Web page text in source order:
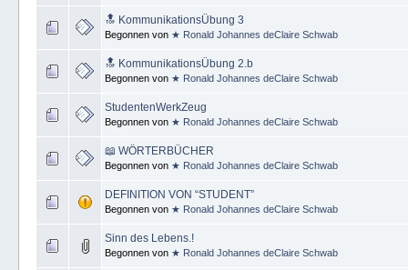
🔝 KommunikationsÜbung 3
Begonnen von ★ Ronald Johannes deClaire Schwab
🔝 KommunikationsÜbung 2.b
Begonnen von ★ Ronald Johannes deClaire Schwab
StudentenWerkZeug
Begonnen von ★ Ronald Johannes deClaire Schwab
📖 WÖRTERBÜCHER
Begonnen von ★ Ronald Johannes deClaire Schwab
DEFINITION VON “STUDENT”
Begonnen von ★ Ronald Johannes deClaire Schwab
Sinn des Lebens.!
Begonnen von ★ Ronald Johannes deClaire Schwab